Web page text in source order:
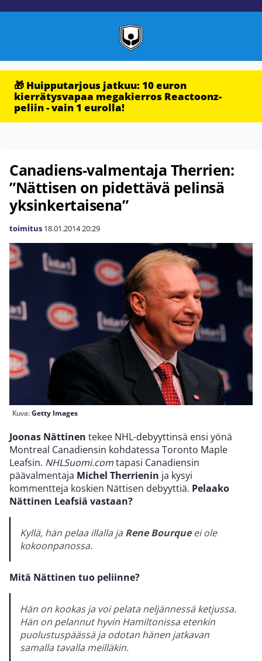
🎁 Huipputarjous jatkuu: 10 euron
kierrätysvapaa megakierros Reactoonz-
peliin - vain 1 eurolla!
Canadiens-valmentaja Therrien:
”Nättisen on pidettävä pelinsä
yksinkertaisena”
toimitus 18.01.201420:29
Kuva:Getty Images
Joonas Nättinen tekee NHL-debyyttinsä ensi yönä
Montreal Canadiensin kohdatessa Toronto Maple
Leafsin. NHLSuomi.comtapasi Canadiensin
päävalmentaja Michel Therrienin ja kysyi
kommentteja koskien Nättisen debyyttiä. Pelaako
Nättinen Leafsiä vastaan?
Kyllä, hän pelaa illalla ja Rene Bourqueei ole
kokoonpanossa.
Mitä Nättinen tuo peliinne?
Hän on kookas ja voi pelata neljännessä ketjussa.
Hän on pelannut hyvin Hamiltonissa etenkin
puolustuspäässä ja odotan hänen jatkavan
samalla tavalla meilläkin.